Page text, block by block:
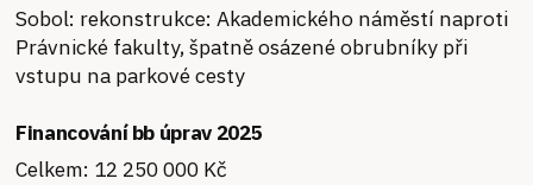
Sobol: rekonstrukce: Akademického náměstí naproti
Právnické fakulty, špatně osázené obrubníky při
vstupu na parkové cesty
Financování bb úprav 2025
Celkem: 12 250 000 Kč